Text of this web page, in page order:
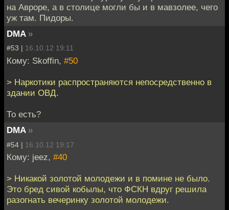
на Авроре, а в столице могли бы и в мавзолее, чего
уж там. Пидоры.
DMA »
#53 | 16.10.12 19:11
Кому: Skoffin, #50
> Наркотики распространяются непосредственно в
здании ОВД.
То есть?
DMA »
#54 | 16.10.12 19:17
Кому: jeez, #40
> Никакой золотой молодежи и в помине не было.
Это бред сивой кобылы, что ФСКН вдруг решила
разогнать вечеринку золотой молодежи.